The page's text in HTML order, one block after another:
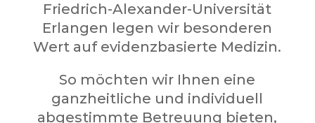
Friedrich-Alexander-Universität
Erlangen legen wir besonderen
Wert auf evidenzbasierte Medizin.
So möchten wir Ihnen eine
ganzheitliche und individuell
abgestimmte Betreuung bieten,